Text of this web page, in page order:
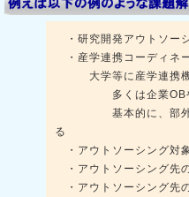
・研究開発アウトソー
・産学連携コーディネ
大学等に産学連携機
多くは企業OBや大
基本的に、部外者意
る
・アウトソーシング対
・アウトソーシング先
・アウトソーシング先